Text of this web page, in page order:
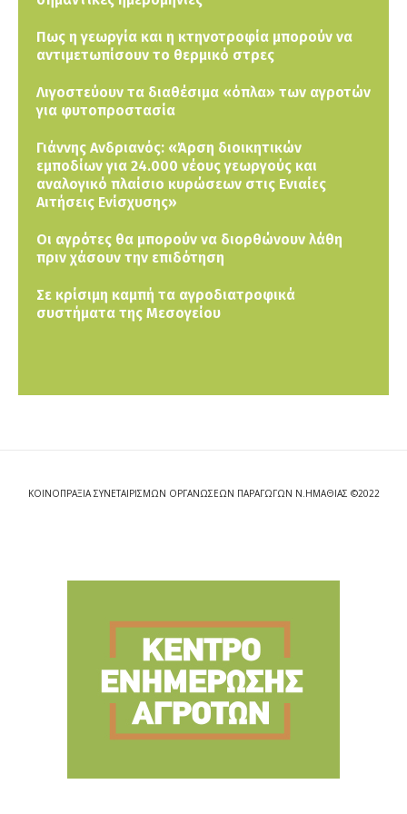
Πως η γεωργία και η κτηνοτροφία μπορούν να
αντιμετωπίσουν το θερμικό στρες
Λιγοστεύουν τα διαθέσιμα «όπλα» των αγροτών
για φυτοπροστασία
Γιάννης Ανδριανός: «Άρση διοικητικών
εμποδίων για 24.000 νέους γεωργούς και
αναλογικό πλαίσιο κυρώσεων στις Ενιαίες
Αιτήσεις Ενίσχυσης»
Οι αγρότες θα μπορούν να διορθώνουν λάθη
πριν χάσουν την επιδότηση
Σε κρίσιμη καμπή τα αγροδιατροφικά
συστήματα της Μεσογείου
ΚΟΙΝΟΠΡΑΞΙΑ ΣΥΝΕΤΑΙΡΙΣΜΩΝ ΟΡΓΑΝΩΣΕΩΝ ΠΑΡΑΓΩΓΩΝ Ν.ΗΜΑΘΙΑΣ ©2022